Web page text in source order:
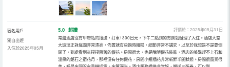
匿名用戶
獨自出遊
入住於2025年05月
5.0 超讚
評價於：2025年05月31日
常盤酒店沒有甲府站的接送，打車1300日元，下午二點到的有房就辦理了入住。酒店大堂
大玻璃正對庭園非常漂亮，佈置就有些過時粗糙，細節非常不講究，以至於我想是不是要倒
閉了，到處看到灰撲撲陳舊的假花。房間很大，也是醜陋假花裝飾，酒店的美學趕不上石和
溫泉的銘石之宿花月，那裡沒有任何假花，房間小瓶插花非常新鮮半開狀態。房間很𥦬景很